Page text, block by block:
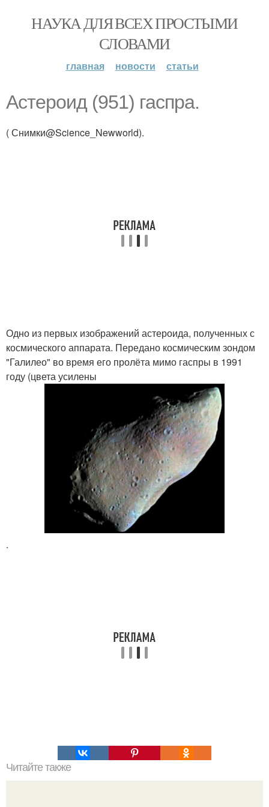
НАУКА ДЛЯ ВСЕХ ПРОСТЫМИ
СЛОВАМИ
главная новости статьи
Астероид (951) гаспра.
( Снимки@Science_Newworld).
Одно из первых изображений астероида, полученных с
космического аппарата. Передано космическим зондом
"Галилео" во время его пролёта мимо гаспры в 1991
году (цвета усилены
.
Читайте также